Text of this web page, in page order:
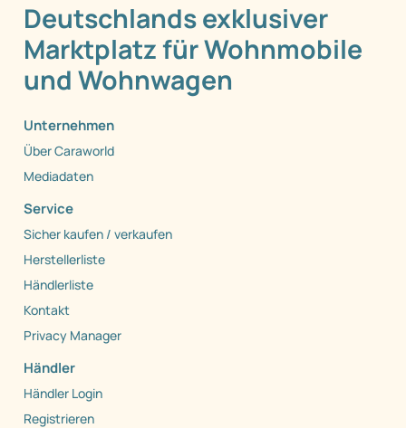
Deutschlands exklusiver
Marktplatz für Wohnmobile
und Wohnwagen
Unternehmen
Über Caraworld
Mediadaten
Service
Sicher kaufen / verkaufen
Herstellerliste
Händlerliste
Kontakt
Privacy Manager
Händler
Händler Login
Registrieren